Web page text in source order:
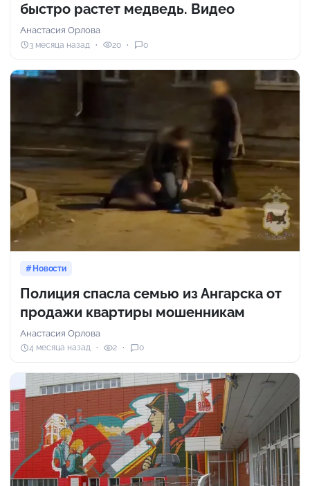
быстро растет медведь. Видео
Анастасия Орлова
3 месяца назад 20 0
Новости
Полиция спасла семью из Ангарска от
продажи квартиры мошенникам
Анастасия Орлова
4 месяца назад 2 0